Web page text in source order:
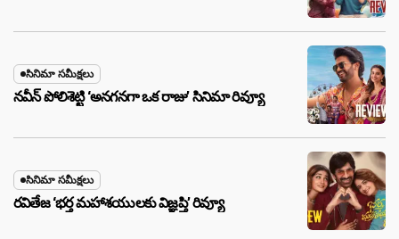
సినిమా సమీక్షలు
నవీన్ పోలిశెట్టి ‘అనగనగా ఒక రాజు’ సినిమా రివ్యూ
సినిమా సమీక్షలు
రవితేజ ‘భర్త మహాశయులకు విజ్ఞప్తి’ రివ్యూ